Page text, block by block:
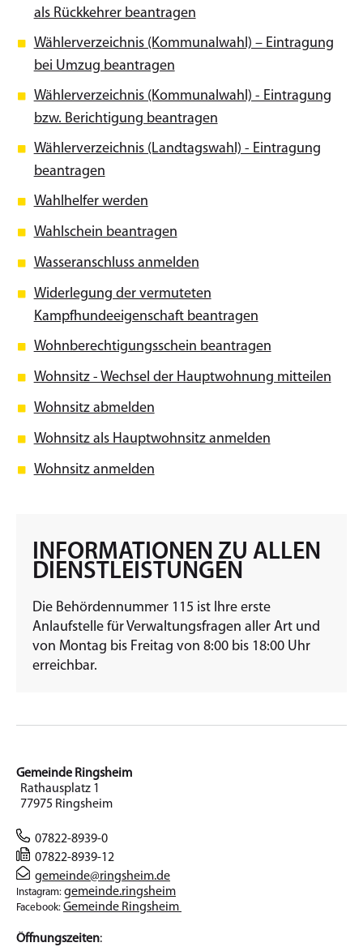
als Rückkehrer beantragen
Wählerverzeichnis (Kommunalwahl) – Eintragung
bei Umzug beantragen
Wählerverzeichnis (Kommunalwahl) - Eintragung
bzw. Berichtigung beantragen
Wählerverzeichnis (Landtagswahl) - Eintragung
beantragen
Wahlhelfer werden
Wahlschein beantragen
Wasseranschluss anmelden
Widerlegung der vermuteten
Kampfhundeeigenschaft beantragen
Wohnberechtigungsschein beantragen
Wohnsitz - Wechsel der Hauptwohnung mitteilen
Wohnsitz abmelden
Wohnsitz als Hauptwohnsitz anmelden
Wohnsitz anmelden
INFORMATIONEN ZU ALLEN
DIENSTLEISTUNGEN
Die Behördennummer 115 ist Ihre erste
Anlaufstelle für Verwaltungsfragen aller Art und
von Montag bis Freitag von 8:00 bis 18:00 Uhr
erreichbar.
Gemeinde Ringsheim
Rathausplatz 1
77975 Ringsheim
07822-8939-0
07822-8939-12
gemeinde@ringsheim.de
Instagram: gemeinde.ringsheim
Facebook: Gemeinde Ringsheim
Öffnungszeiten: